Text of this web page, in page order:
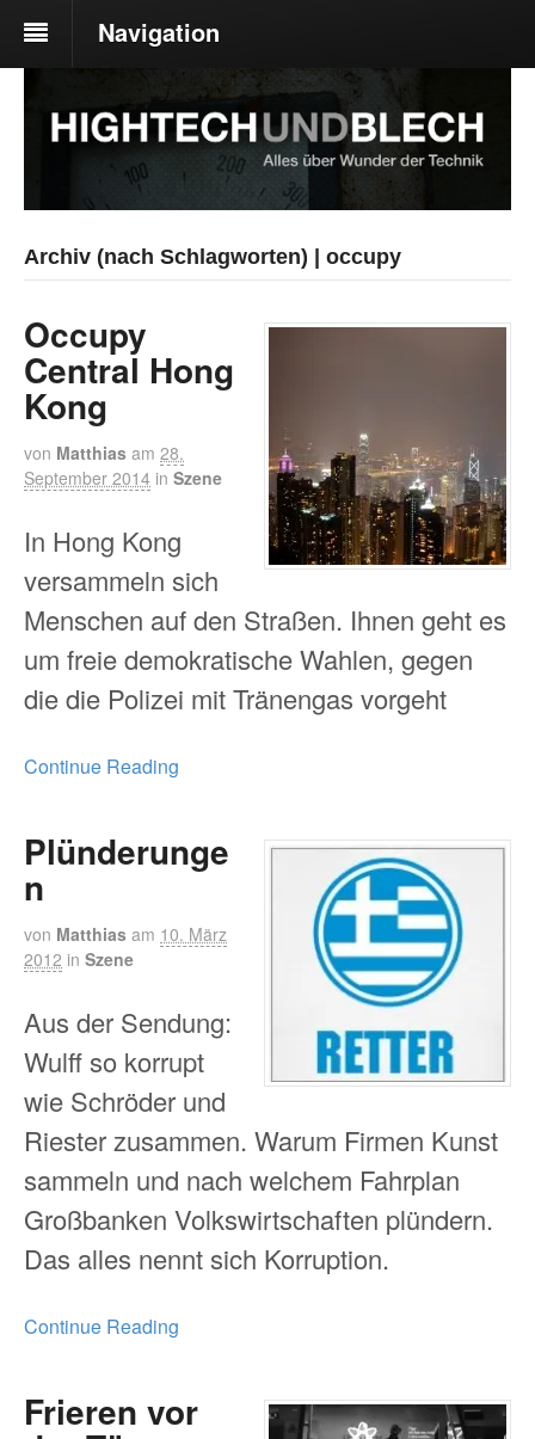
Navigation
Archiv (nach Schlagworten) | occupy
Occupy
Central Hong
Kong
von Matthias am 28.
September 2014 in Szene
In Hong Kong
versammeln sich
Menschen auf den Straßen. Ihnen geht es
um freie demokratische Wahlen, gegen
die die Polizei mit Tränengas vorgeht
Continue Reading
Plünderunge
n
von Matthias am 10. März
2012 in Szene
Aus der Sendung:
Wulff so korrupt
wie Schröder und
Riester zusammen. Warum Firmen Kunst
sammeln und nach welchem Fahrplan
Großbanken Volkswirtschaften plündern.
Das alles nennt sich Korruption.
Continue Reading
Frieren vor